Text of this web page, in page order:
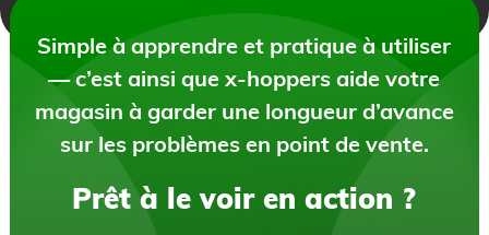
Simple à apprendre et pratique à utiliser
— c’est ainsi que x-hoppers aide votre
magasin à garder une longueur d’avance
sur les problèmes en point de vente.
Prêt à le voir en action ?